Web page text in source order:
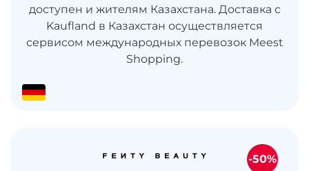
доступен и жителям Казахстана. Доставка с
Kaufland в Казахстан осуществляется
сервисом международных перевозок Meest
Shopping.
-50%